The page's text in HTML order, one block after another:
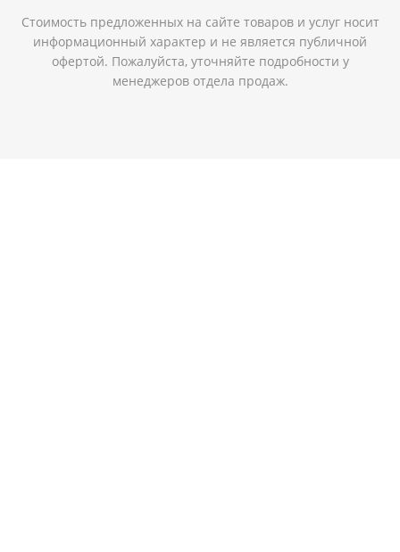
Стоимость предложенных на сайте товаров и услуг носит
информационный характер и не является публичной
офертой. Пожалуйста, уточняйте подробности у
менеджеров отдела продаж.